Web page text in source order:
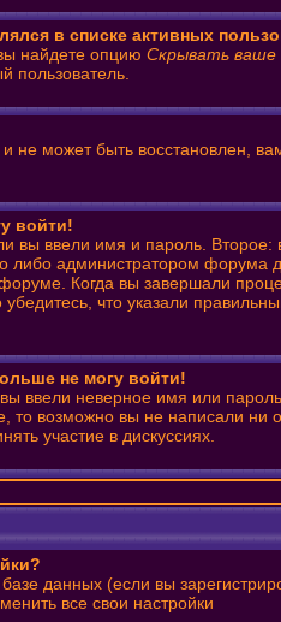
в списке активных
найдете опцию Скрывать ваше
пользователь.
не может быть восстановлен,
войти!
вы ввели имя и пароль.
либо администратором форума
Когда вы завершали
что указали
не могу войти!
ввели неверное имя или
то возможно вы не написали
участие в дискуссиях.
данных (если вы
все свои настройки